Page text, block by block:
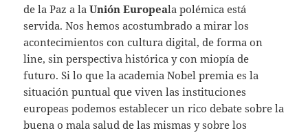
de la Paz a laUnión Europeala polémica está
servida. Nos hemos acostumbrado a mirar los
acontecimientos con cultura digital, de forma on
line, sin perspectiva histórica y con miopía de
futuro. Si lo que la academia Nobel premia es la
situación puntual que viven las instituciones
europeas podemos establecer un rico debate sobre la
buena o mala salud de las mismas y sobre los